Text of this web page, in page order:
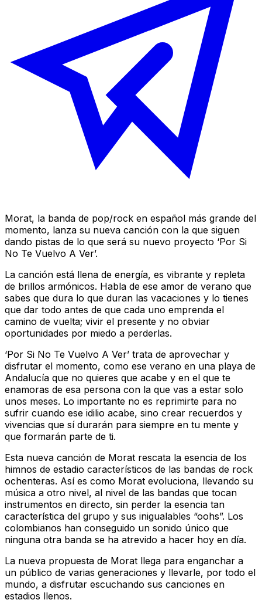
Morat, la banda de pop/rock en español más grande del
momento, lanza su nueva canción con la que siguen
dando pistas de lo que será su nuevo proyecto ‘Por Si
No Te Vuelvo A Ver’.
La canción está llena de energía, es vibrante y repleta
de brillos armónicos. Habla de ese amor de verano que
sabes que dura lo que duran las vacaciones y lo tienes
que dar todo antes de que cada uno emprenda el
camino de vuelta; vivir el presente y no obviar
oportunidades por miedo a perderlas.
‘Por Si No Te Vuelvo A Ver’ trata de aprovechar y
disfrutar el momento, como ese verano en una playa de
Andalucía que no quieres que acabe y en el que te
enamoras de esa persona con la que vas a estar solo
unos meses. Lo importante no es reprimirte para no
sufrir cuando ese idilio acabe, sino crear recuerdos y
vivencias que sí durarán para siempre en tu mente y
que formarán parte de ti.
Esta nueva canción de Morat rescata la esencia de los
himnos de estadio característicos de las bandas de rock
ochenteras. Así es como Morat evoluciona, llevando su
música a otro nivel, al nivel de las bandas que tocan
instrumentos en directo, sin perder la esencia tan
característica del grupo y sus inigualables “oohs”. Los
colombianos han conseguido un sonido único que
ninguna otra banda se ha atrevido a hacer hoy en día.
La nueva propuesta de Morat llega para enganchar a
un público de varias generaciones y llevarle, por todo el
mundo, a disfrutar escuchando sus canciones en
estadios llenos.